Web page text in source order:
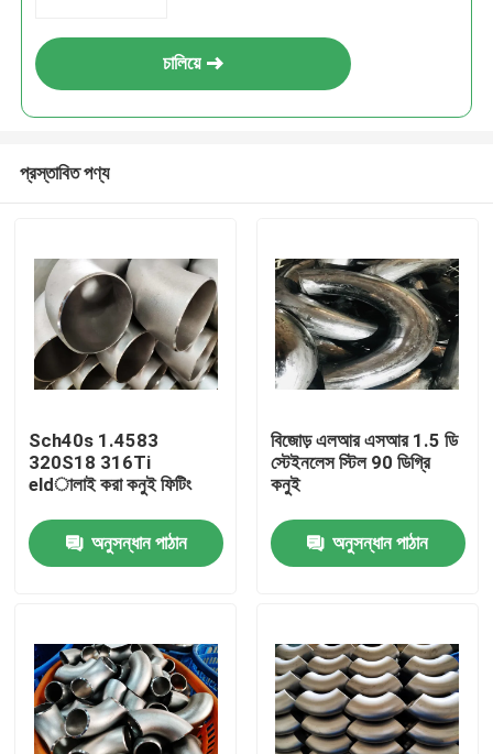
পণ্য
আমাদের সম্পর্কে
চালিয়ে
প্রস্তাবিত পণ্য
Sch40s 1.4583
320S18 316Ti
eldালাই করা কনুই ফিটিং
অনুসন্ধান পাঠান
বিজোড় এলআর এসআর 1.5 ডি
স্টেইনলেস স্টিল 90 ডিগ্রি
কনুই
অনুসন্ধান পাঠান